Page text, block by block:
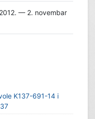
— 2. novembar
K137-691-14 i